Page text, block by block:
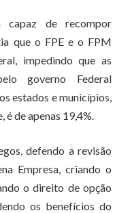
capaz de recompor
que o FPE e o FPM
impedindo que as
governo Federal
estados e municípios,
é de apenas 19,4%.
defendo a revisão
Empresa, criando o
o direito de opção
os benefícios do